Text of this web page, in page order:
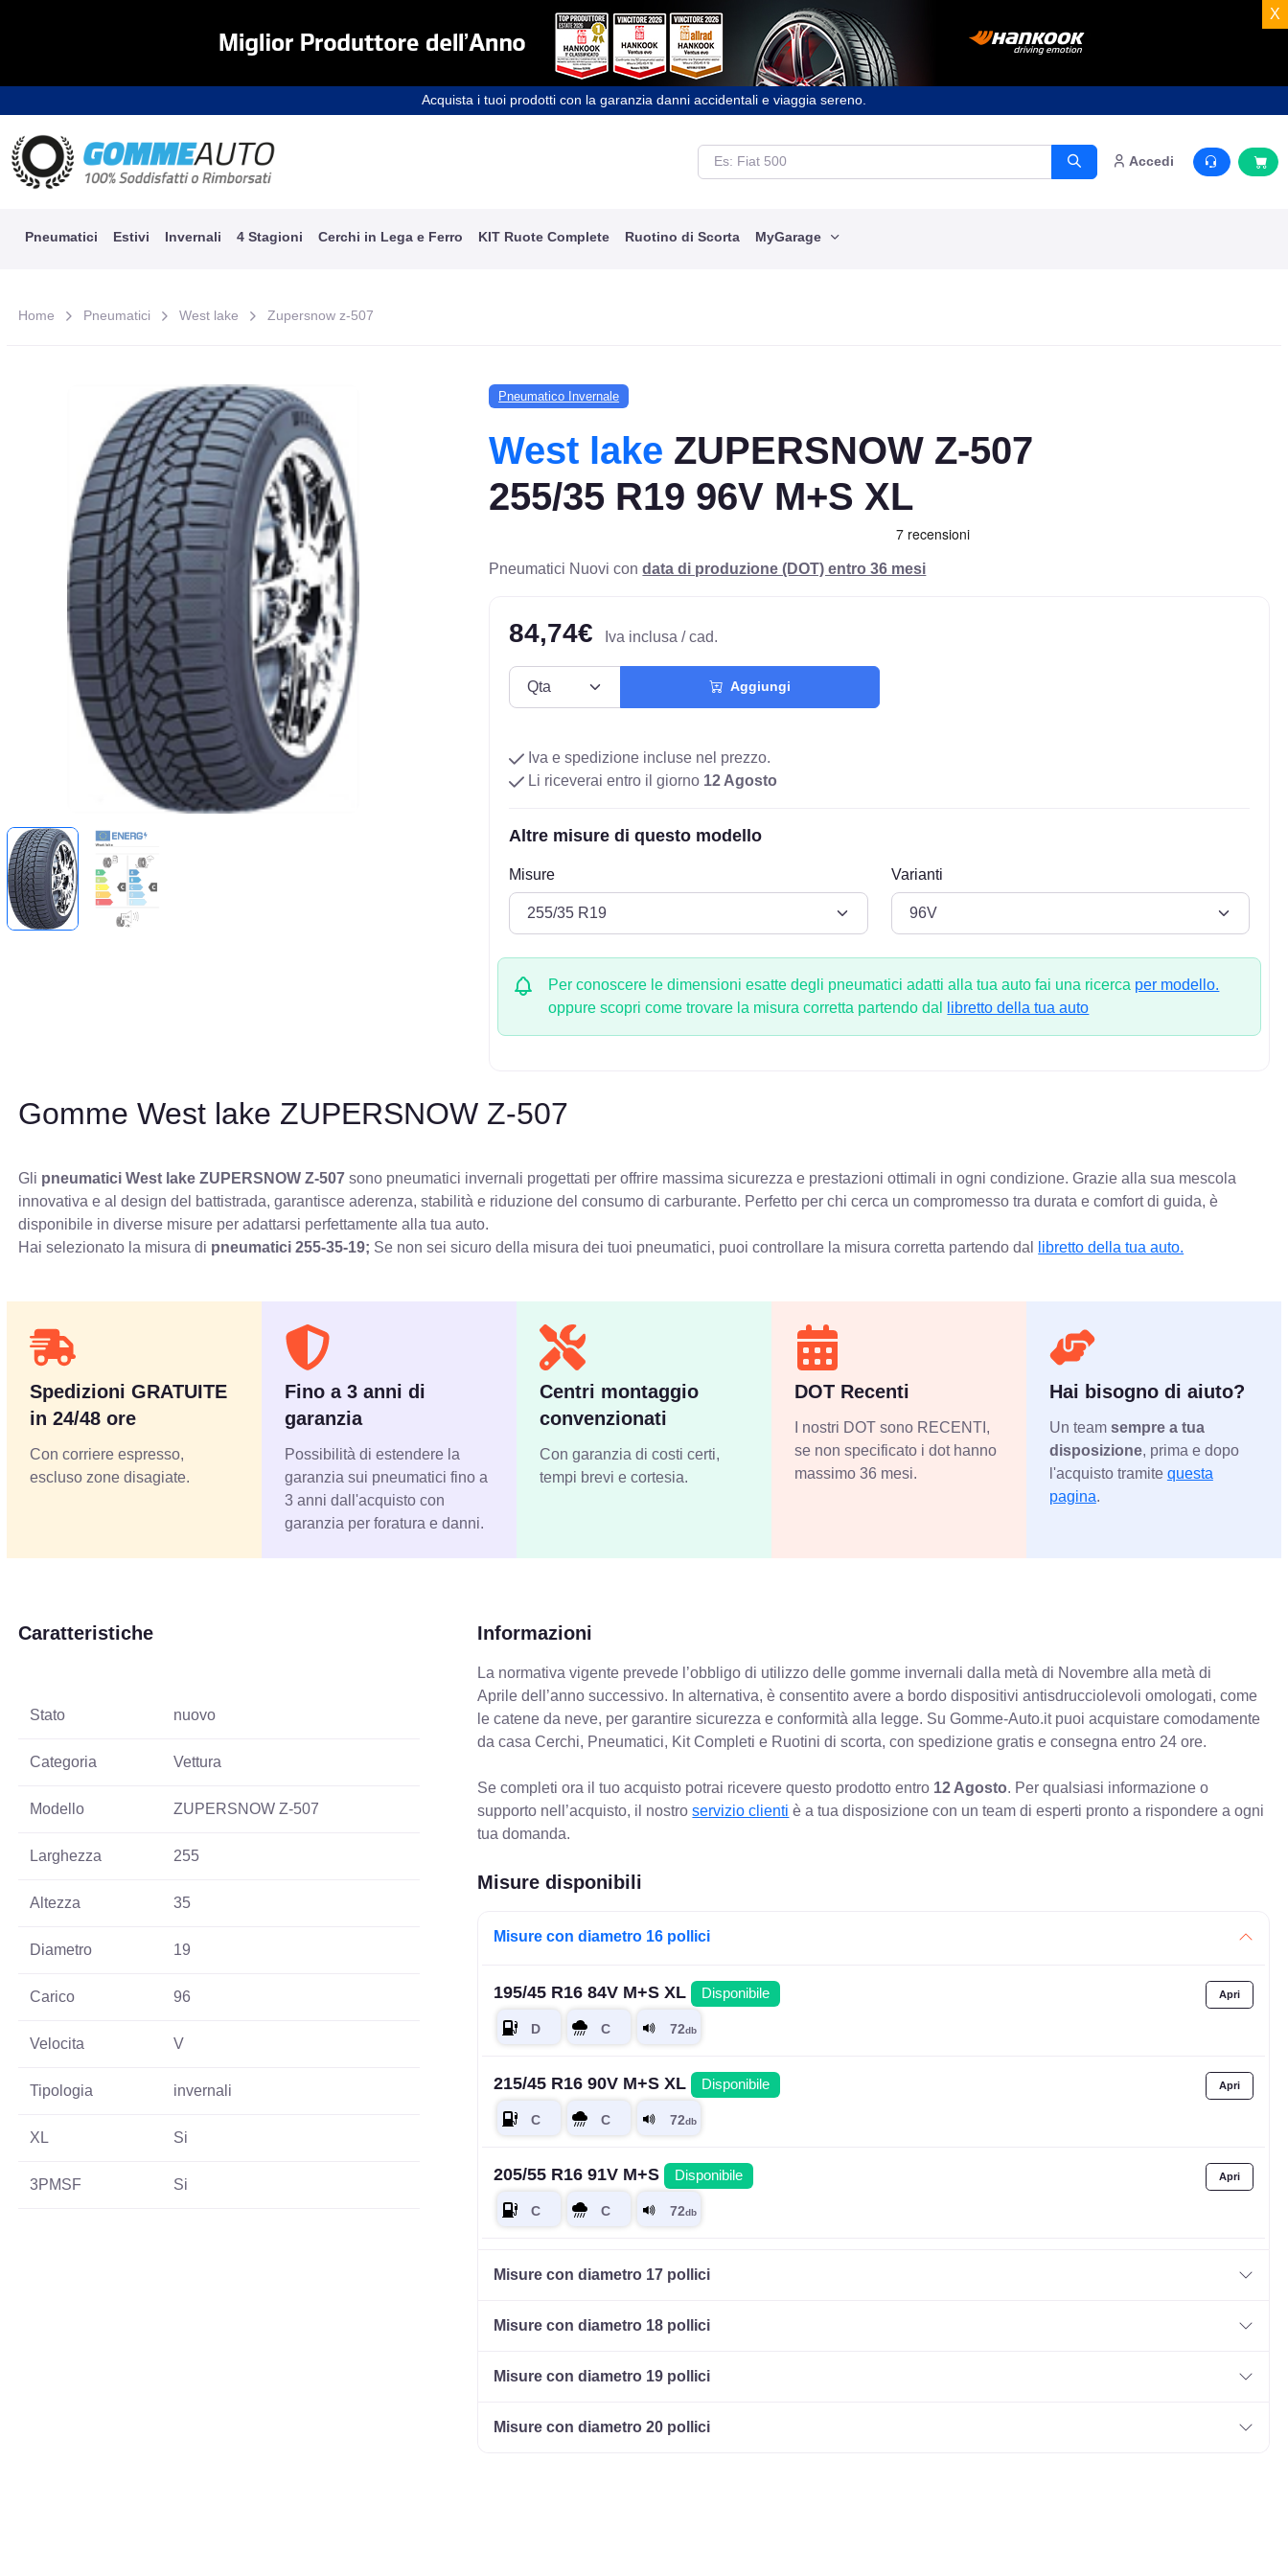
X
Acquista i tuoi prodotti con la garanzia danni accidentali e viaggia sereno.
Accedi
Pneumatici Estivi Invernali 4 Stagioni Cerchi in Lega e Ferro KIT Ruote Complete Ruotino di Scorta MyGarage
Home Pneumatici West lake Zupersnow z-507
Pneumatico Invernale
West lake ZUPERSNOW Z-507
255/35 R19 96V M+S XL
Pneumatici Nuovi condata di produzione (DOT) entro 36 mesi
84,74€ Iva inclusa / cad.
Aggiungi
Iva e spedizione incluse nel prezzo.
Li riceverai entro il giorno 12 Agosto
Altre misure di questo modello
Misure Varianti
Per conoscere le dimensioni esatte degli pneumatici adatti alla tua auto fai una ricerca per modello.
oppure scopri come trovare la misura corretta partendo dal
libretto della tua auto
Gomme West lake ZUPERSNOW Z-507
Gli pneumatici West lake ZUPERSNOW Z-507 sono pneumatici invernali progettati per offrire massima sicurezza e prestazioni ottimali in ogni condizione. Grazie alla sua mescola
innovativa e al design del battistrada, garantisce aderenza, stabilità e riduzione del consumo di carburante. Perfetto per chi cerca un compromesso tra durata e comfort di guida, è
disponibile in diverse misure per adattarsi perfettamente alla tua auto.
Hai selezionato la misura di pneumatici255-35-19; Se non sei sicuro della misura dei tuoi pneumatici, puoi controllare la misura corretta partendo dal libretto della tua auto.
Spedizioni GRATUITE
in 24/48 ore
Con corriere espresso,
escluso zone disagiate.
Fino a 3 anni di
garanzia
Possibilità di estendere la
garanzia sui pneumatici fino a
3 anni dall'acquisto con
garanzia per foratura e danni.
Centri montaggio
convenzionati
Con garanzia di costi certi,
tempi brevi e cortesia.
DOT Recenti
I nostri DOT sono RECENTI,
se non specificato i dot hanno
massimo 36 mesi.
Hai bisogno di aiuto?
Un team sempre a tua
disposizione, prima e dopo
l'acquisto tramite questa
pagina.
Caratteristiche
Stato nuovo
Categoria Vettura
Modello ZUPERSNOW Z-507
Larghezza 255
Altezza 35
Diametro 19
Carico 96
Velocita V
Tipologia invernali
XL Si
3PMSF Si
Informazioni
La normativa vigente prevede l’obbligo di utilizzo delle gomme invernali dalla metà di Novembre alla metà di
Aprile dell’anno successivo. In alternativa, è consentito avere a bordo dispositivi antisdrucciolevoli omologati, come
le catene da neve, per garantire sicurezza e conformità alla legge. Su Gomme-Auto.it puoi acquistare comodamente
da casa Cerchi, Pneumatici, Kit Completi e Ruotini di scorta, con spedizione gratis e consegna entro 24 ore.
Se completi ora il tuo acquisto potrai ricevere questo prodotto entro 12 Agosto. Per qualsiasi informazione o
supporto nell’acquisto, il nostroservizio clienti è a tua disposizione con un team di esperti pronto a rispondere a ogni
tua domanda.
Misure disponibili
Misure con diametro 16 pollici
195/45 R16 84V M+S XL Disponibile
215/45 R16 90V M+S XL Disponibile
205/55 R16 91V M+S Disponibile
205/60 R16 92H M+S Disponibile
Misure con diametro 17 pollici
Misure con diametro 18 pollici
Misure con diametro 19 pollici
Misure con diametro 20 pollici